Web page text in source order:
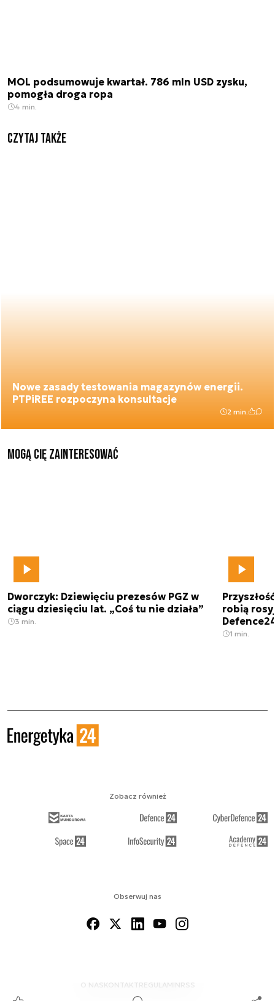
MOL podsumowuje kwartał. 786 mln USD zysku,
pomogła droga ropa
4 min.
Czytaj także
Nowe zasady testowania magazynów energii.
PTPiREE rozpoczyna konsultacje
2 min.
Mogą Cię zainteresować
Dworczyk: Dziewięciu prezesów PGZ w
ciągu dziesięciu lat. „Coś tu nie działa”
3 min.
robią
1 min.
Obserwuj nas
O NAS KONTAKTREGULAMINRSS
Zobacz również